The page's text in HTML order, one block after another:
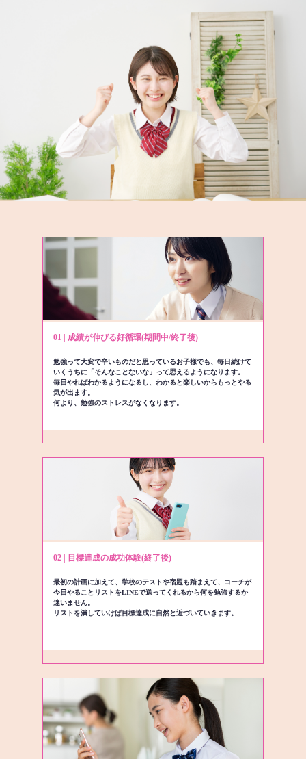
01 | 成績が伸びる好循環(期間中/終了後)
勉強って大変で辛いものだと思っているお子様でも、毎日続けて
いくうちに「そんなことないな」って思えるようになります。
毎日やればわかるようになるし、わかると楽しいからもっとやる
気が出ます。
何より、勉強のストレスがなくなります。
02 | 目標達成の成功体験(終了後)
最初の計画に加えて、学校のテストや宿題も踏まえて、コーチが
今日やることリストをLINEで送ってくれるから何を勉強するか
迷いません。
リストを潰していけば目標達成に自然と近づいていきます。